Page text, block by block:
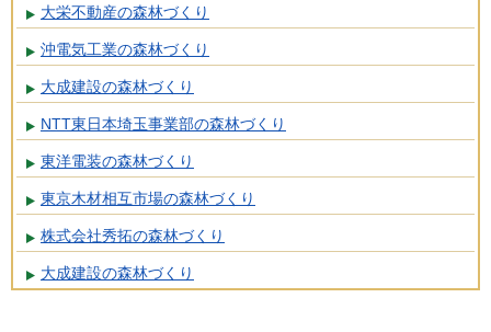
大栄不動産の森林づくり
沖電気工業の森林づくり
大成建設の森林づくり
NTT東日本埼玉事業部の森林づくり
東洋電装の森林づくり
東京木材相互市場の森林づくり
株式会社秀拓の森林づくり
大成建設の森林づくり